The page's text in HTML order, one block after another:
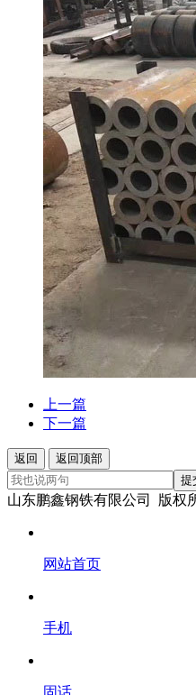
上一篇
下一篇
返回
返回顶部
提
山东鹏鑫钢铁有限公司 版权
网站首页
手机
固话